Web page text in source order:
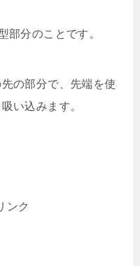
部分のことです。
の部分で、先端を使
い込みます。
ンク